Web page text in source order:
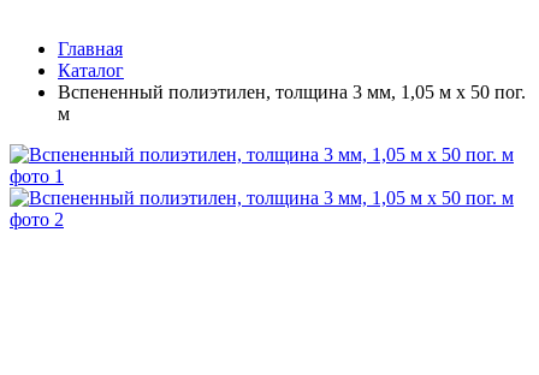
Главная
Каталог
Вспененный полиэтилен, толщина 3 мм, 1,05 м х 50 пог.
м